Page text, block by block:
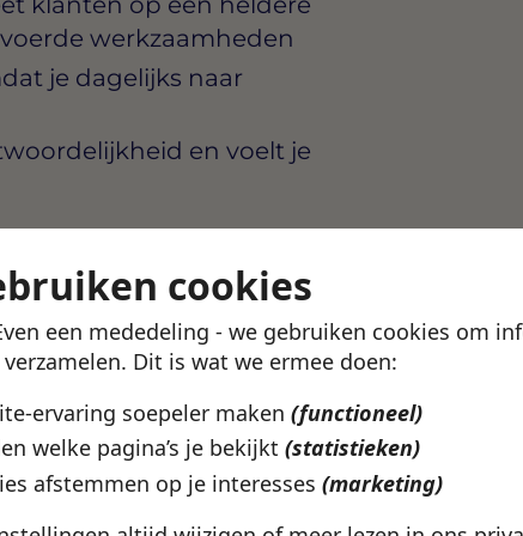
cookies
een mededeling - we gebruiken cookies om
Dit is wat we ermee doen:
ervaring soepeler maken (functioneel)
welke pagina’s je bekijkt (statistieken)
afstemmen op je interesses (marketing)
werkzaamheden
je dagelijks naar
en voelt je
dat kwaliteit hoog
in de groei van
in Utrecht krijg je een
en een
per week, met